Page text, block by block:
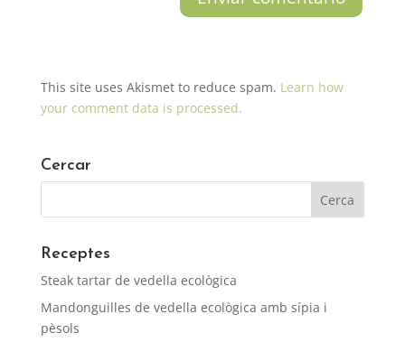
This site uses Akismet to reduce spam. Learn how
your comment data is processed.
Cercar
Receptes
Steak tartar de vedella ecològica
Mandonguilles de vedella ecològica amb sípia i
pèsols